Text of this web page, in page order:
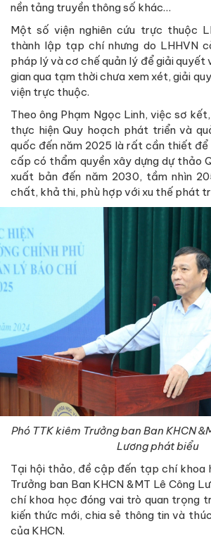
nền tảng truyền thông số khác…
Một số viện nghiên cứu trực thuộc
thành lập tạp chí nhưng do LHHVN
pháp lý và cơ chế quản lý để giải quyết
gian qua tạm thời chưa xem xét, giải
viện trực thuộc.
Theo ông Phạm Ngọc Linh, việc sơ
thực hiện Quy hoạch phát triển và
quốc đến năm 2025 là rất cần thiết
cấp có thẩm quyền xây dựng dự thảo
xuất bản đến năm 2030, tầm nhìn
chất, khả thi, phù hợp với xu thế phát
Phó TTK kiêm Trưởng ban Ban KHCN
Lương phát biểu
Tại hội thảo, đề cập đến tạp chí khoa
Trưởng ban Ban KHCN &MT Lê Công
chí khoa học đóng vai trò quan trọng
kiến thức mới, chia sẻ thông tin và
của KHCN.